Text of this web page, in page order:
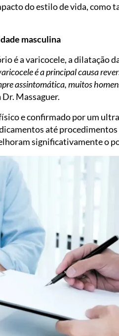
do estilo de vida, como
masculina
é a varicocele, a dilatação
é a principal causa
assintomática, muitos
Dr. Massaguer.
e confirmado por um
até
significativamente o